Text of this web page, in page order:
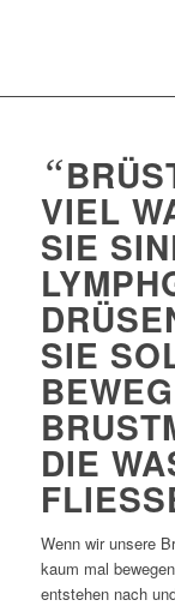
“
VIEL
SIE
RÜSEN
IE
IE
Wenn wir unsere
kaum mal
entstehen nach